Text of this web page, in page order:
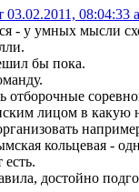
08:04:33
- у умных мысли
бы пока.
отборочные
лицом в какую
кольцевая -
достойно